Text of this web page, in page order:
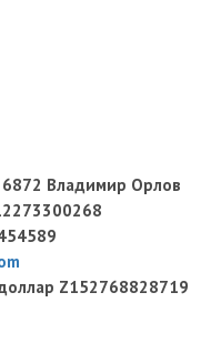
Владимир Орлов
Z152768828719